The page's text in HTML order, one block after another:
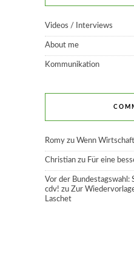
Videos / Interviews
About me
Kommunikation
Romy zu Wenn
Christian zu Für eine
Vor der Bundestagswahl:
cdv! zu Zur
Laschet